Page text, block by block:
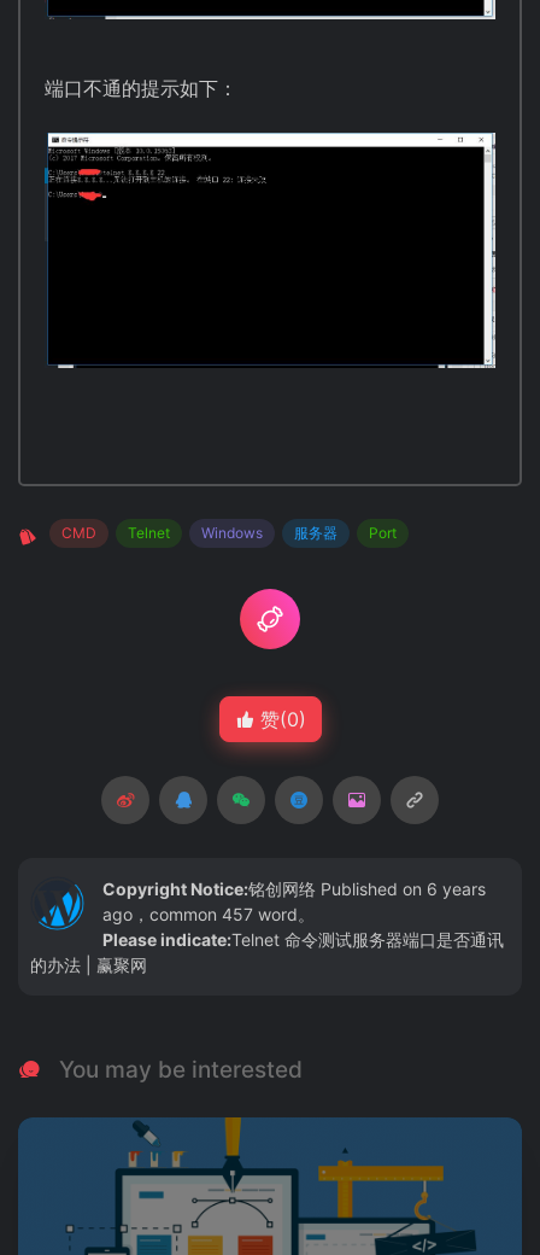
端口不通的提示如下：
CMD Telnet Windows 服务器 Port
赞(0)
Copyright Notice:铭创网络 Published on 6 years
ago，common 457 word。
Please indicate:Telnet 命令测试服务器端口是否通讯
的办法 | 赢聚网
You may be interested